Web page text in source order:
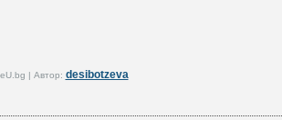
| Автор: desibotzeva